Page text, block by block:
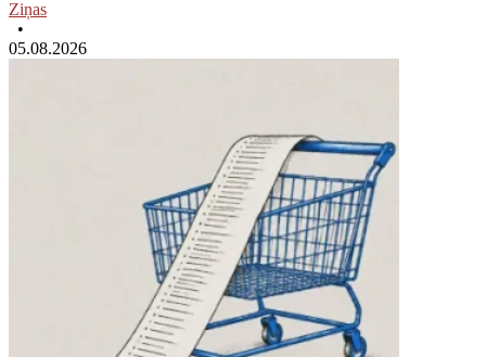
Ziņas
•
05.08.2026